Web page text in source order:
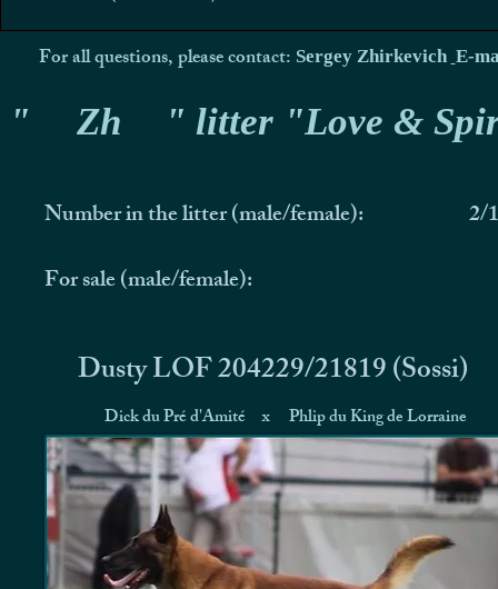
For all questions, please contact: Sergey Zhirkevich E-
" Zh " litter "Love &
Number in the litter (male/female):
For sale (male/female):
2/1
Dusty LOF 204229/21819 (Sossi)
Dick du Pré d'Amité Phlip du King de Lorraine
x